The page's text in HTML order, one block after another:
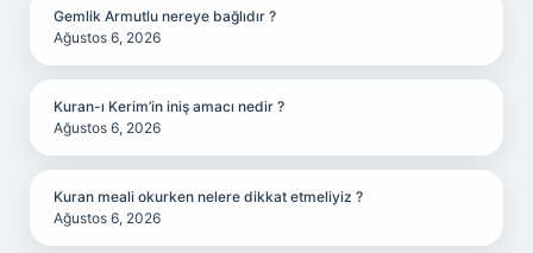
Gemlik Armutlu nereye bağlıdır ?
Ağustos 6, 2026
Kuran-ı Kerim’in iniş amacı nedir ?
Ağustos 6, 2026
Kuran meali okurken nelere dikkat etmeliyiz ?
Ağustos 6, 2026